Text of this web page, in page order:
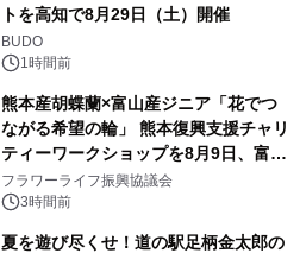
トを高知で8月29日（土）開催
BUDO
1時間前
熊本産胡蝶蘭×富山産ジニア「花でつ
ながる希望の輪」 熊本復興支援チャリ
ティーワークショップを8月9日、富
山・射水で開催
フラワーライフ振興協議会
3時間前
夏を遊び尽くせ！道の駅足柄金太郎の